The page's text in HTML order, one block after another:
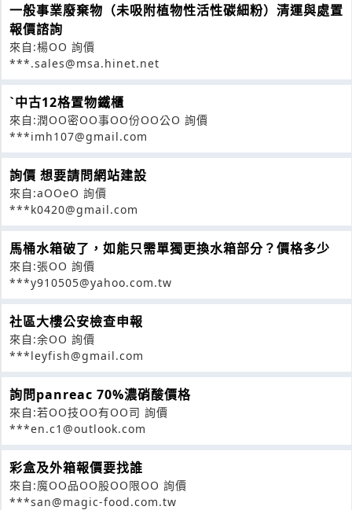
一般事業廢棄物（未吸附植物性活性碳細粉）清運與處置
報價諮詢
來自:楊OO 詢價
***.sales@msa.hinet.net
ˋ中古12格置物鐵櫃
來自:潤OO密OO事OO份OO公O 詢價
***imh107@gmail.com
詢價 想要請問網站建設
來自:aOOeO 詢價
***k0420@gmail.com
馬桶水箱破了，如能只需單獨更換水箱部分？價格多少
來自:張OO 詢價
***y910505@yahoo.com.tw
社區大樓公安檢查申報
來自:余OO 詢價
***leyfish@gmail.com
詢問panreac 70%濃硝酸價格
來自:若OO技OO有OO司 詢價
***en.c1@outlook.com
彩盒及外箱報價要找誰
來自:魔OO品OO股OO限OO 詢價
***san@magic-food.com.tw